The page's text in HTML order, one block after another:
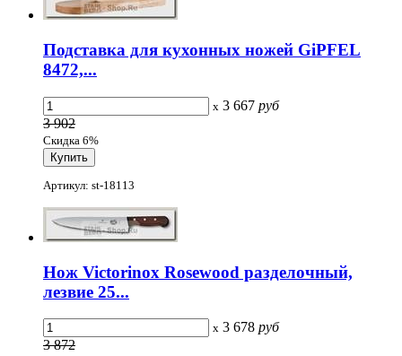
Подставка для кухонных ножей GiPFEL
8472,...
x 3 667 руб
3 902
Скидка 6%
Артикул: st-18113
Нож Victorinox Rosewood разделочный,
лезвие 25...
x 3 678 руб
3 872